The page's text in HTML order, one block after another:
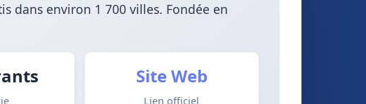
dans environ 1 700 villes. Fondée en
Site Web
Lien officiel